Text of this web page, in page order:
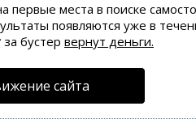
первые места в поиске
появляются уже в
за бустер вернут деньги.
сайта